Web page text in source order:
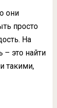
они
просто
На
– это найти
такими,